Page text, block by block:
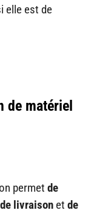
elle est de
de matériel
permet de
livraison et de